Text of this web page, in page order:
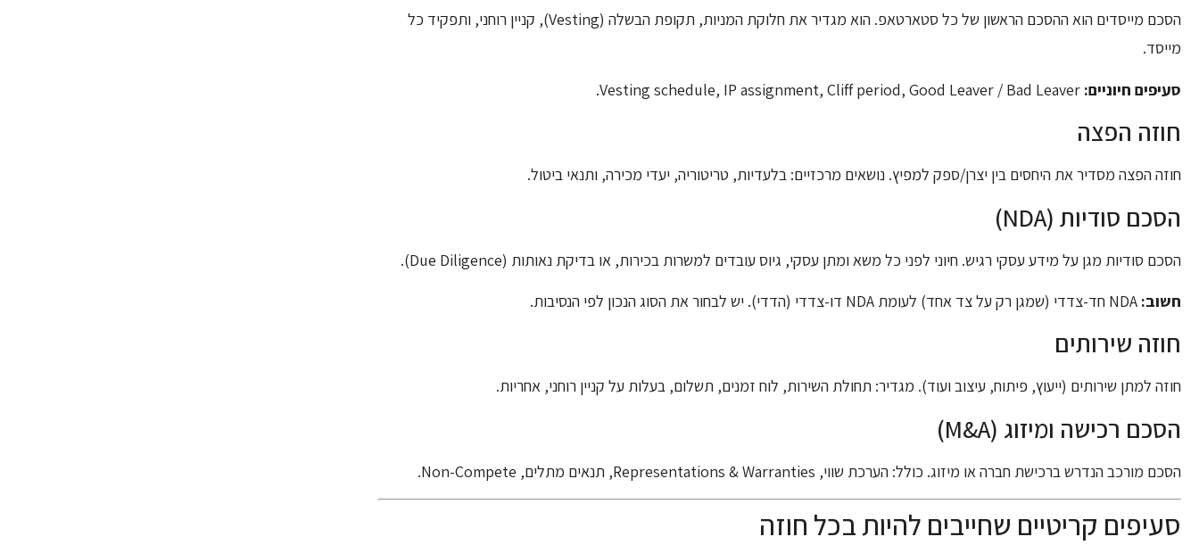
הסכם מייסדים הוא ההסכם הראשון של כל סטארטאפ. הוא מגדיר את חלוקת המניות, תקופת הבשלה (Vesting), קניין רוחני, ותפקיד כל
מייסד.
סעיפים חיוניים:
חוזה הפצה
חוזה הפצה מסדיר את היחסים בין יצרן/ספק למפיץ. נושאים מרכזיים: בלעדיות, טריטוריה, יעדי מכירה, ותנאי ביטול.
הסכם סודיות (NDA)
הסכם סודיות מגן על מידע עסקי רגיש. חיוני לפני כל משא ומתן עסקי, גיוס עובדים למשרות בכירות, או בדיקת נאותות (Due Diligence).
חשוב:
חוזה שירותים
חוזה למתן שירותים (ייעוץ, פיתוח, עיצוב ועוד). מגדיר: תחולת השירות, לוח זמנים, תשלום, בעלות על קניין רוחני, אחריות.
הסכם רכישה ומיזוג (M&A)
הסכם מורכב הנדרש ברכישת חברה או מיזוג. כולל: הערכת שווי, Representations & Warranties, תנאים מתלים, Non-Compete.
סעיפים קריטיים שחייבים להיות בכל חוזה